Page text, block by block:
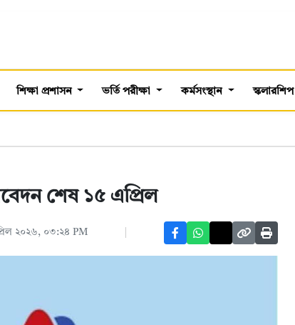
শিক্ষা প্রশাসন ভর্তি পরীক্ষা কর্মসংস্থান স্কলারশিপ
শেষ ১৫ এপ্রিল
২০২৬, ০৩:২৪ PM